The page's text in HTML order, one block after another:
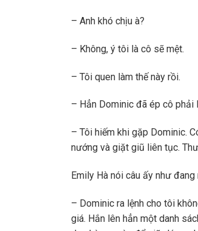
– Anh khó chịu à?
– Không, ý tôi là cô sẽ mệt.
– Tôi quen làm thế này rồi.
– Hẳn Dominic đã ép cô phải
– Tôi hiếm khi gặp Dominic.
nướng và giặt giũ liên tục.
Emily Hà nói câu ấy như
– Dominic ra lệnh cho tôi
giá. Hắn lên hẳn một danh